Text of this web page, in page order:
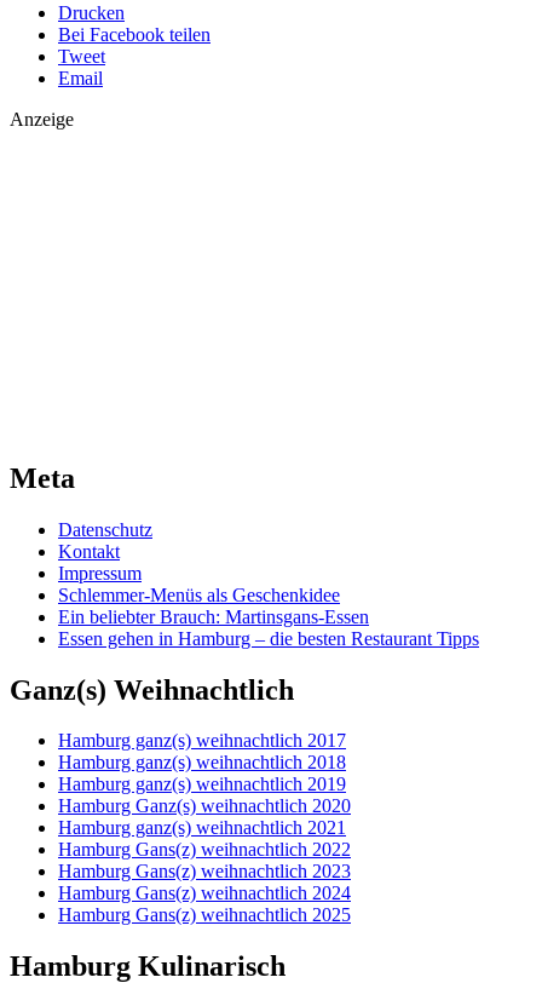
Drucken
Bei Facebook teilen
Tweet
Email
Anzeige
Meta
Datenschutz
Kontakt
Impressum
Schlemmer-Menüs als Geschenkidee
Ein beliebter Brauch: Martinsgans-Essen
Essen gehen in Hamburg – die besten Restaurant Tipps
Ganz(s) Weihnachtlich
Hamburg ganz(s) weihnachtlich 2017
Hamburg ganz(s) weihnachtlich 2018
Hamburg ganz(s) weihnachtlich 2019
Hamburg Ganz(s) weihnachtlich 2020
Hamburg ganz(s) weihnachtlich 2021
Hamburg Gans(z) weihnachtlich 2022
Hamburg Gans(z) weihnachtlich 2023
Hamburg Gans(z) weihnachtlich 2024
Hamburg Gans(z) weihnachtlich 2025
Hamburg Kulinarisch